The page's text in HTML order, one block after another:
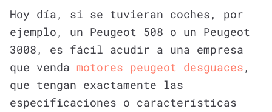
Hoy día, si se tuvieran coches, por
ejemplo, un Peugeot 508 o un Peugeot
3008, es fácil acudir a una empresa
que venda motores peugeot desguaces ,
que tengan exactamente las
especificaciones o características